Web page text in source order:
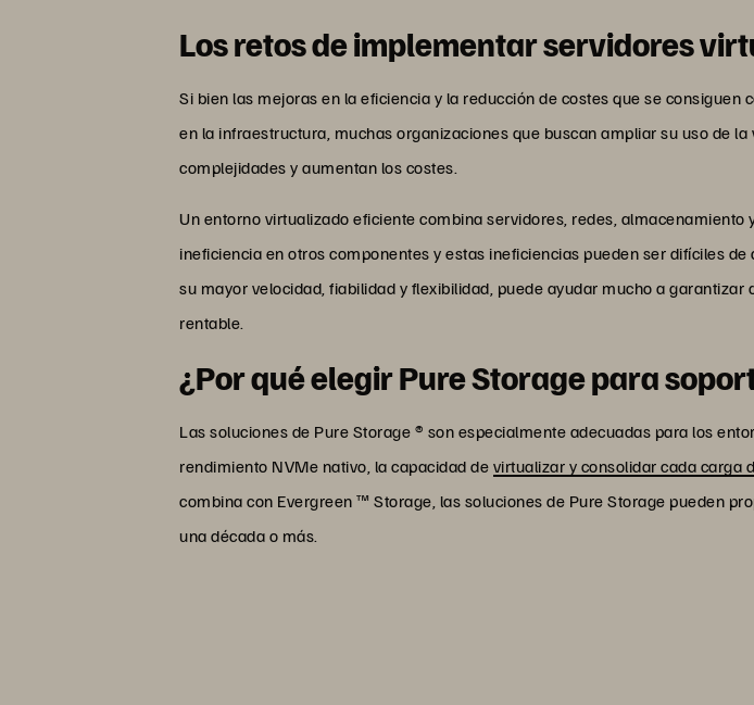
Los retos de implementar servidores
Si bien las mejoras en la eficiencia y la reducción de costes que se
en la infraestructura, muchas organizaciones que buscan ampliar su uso de
complejidades y aumentan los costes.
Un entorno virtualizado eficiente combina servidores, redes,
ineficiencia en otros componentes y estas ineficiencias pueden ser difíciles
su mayor velocidad, fiabilidad y flexibilidad, puede ayudar mucho a
rentable.
¿Por qué elegir Pure Storage para
Las soluciones de Pure Storage ® son especialmente adecuadas para los
rendimiento NVMe nativo, la capacidad de virtualizar y consolidar cada carga
combina con Evergreen ™ Storage, las soluciones de Pure Storage pueden
una década o más.